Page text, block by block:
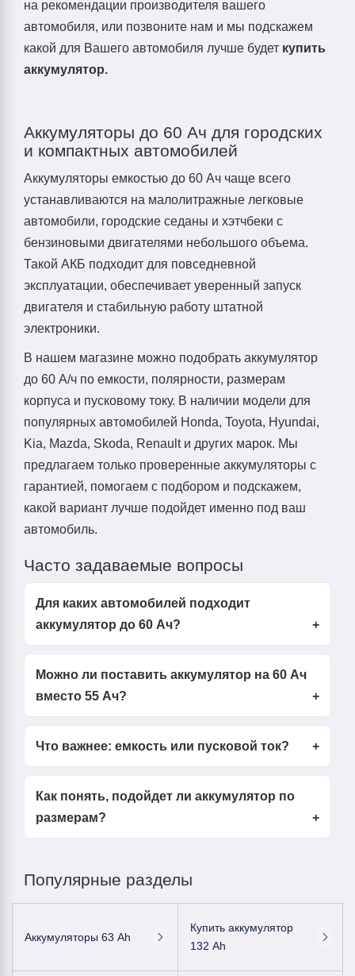
на рекомендации производителя вашего
автомобиля, или позвоните нам и мы подскажем
какой для Вашего автомобиля лучше будет купить
аккумулятор.
Аккумуляторы до 60 Ач для городских
и компактных автомобилей
Аккумуляторы емкостью до 60 Ач чаще всего
устанавливаются на малолитражные легковые
автомобили, городские седаны и хэтчбеки с
бензиновыми двигателями небольшого объема.
Такой АКБ подходит для повседневной
эксплуатации, обеспечивает уверенный запуск
двигателя и стабильную работу штатной
электроники.
В нашем магазине можно подобрать аккумулятор
до 60 А/ч по емкости, полярности, размерам
корпуса и пусковому току. В наличии модели для
популярных автомобилей Honda, Toyota, Hyundai,
Kia, Mazda, Skoda, Renault и других марок. Мы
предлагаем только проверенные аккумуляторы с
гарантией, помогаем с подбором и подскажем,
какой вариант лучше подойдет именно под ваш
автомобиль.
Часто задаваемые вопросы
Для каких автомобилей подходит
аккумулятор до 60 Ач?
Можно ли поставить аккумулятор на 60 Ач
вместо 55 Ач?
Что важнее: емкость или пусковой ток?
Как понять, подойдет ли аккумулятор по
размерам?
Популярные разделы
Аккумуляторы 63 Ah
Купить аккумулятор
132 Ah